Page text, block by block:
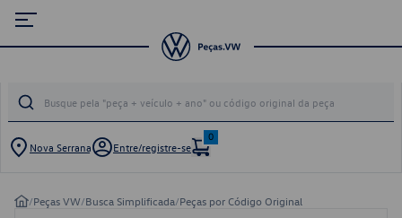
Nova Serrana Entre/registre-se
0
/Peças VW/Busca Simplificada/Peças por Código Original